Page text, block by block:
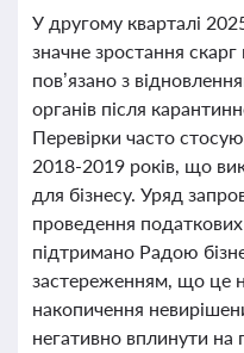
У другому кварталі
значне зростання
пов’язано з
органів після
Перевірки часто
2018-2019 років, що
для бізнесу. Уряд
проведення
підтримано Радою
застереженням, що це
накопичення
негативно вплинути на